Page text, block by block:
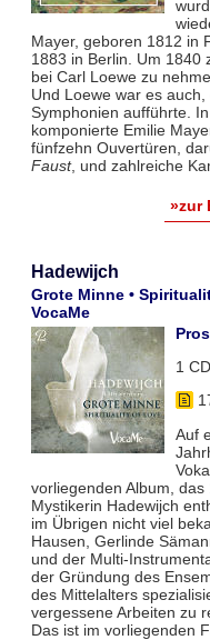
Mayer, geboren 1812 in
1883 in Berlin. Um 1840
bei Carl Loewe zu
Und Loewe war es
Symphonien aufführte.
komponierte Emilie
fünfzehn Ouvertüren,
Faust, und zahlreiche
»zur
Hadewijch
Grote Minne •
VocaMe
1
Auf
vorliegenden Album,
Mystikerin Hadewijch
im Übrigen nicht viel
Hausen, Gerlinde
und der Multi-
der Gründung des
des Mittelalters
vergessene Arbeiten zu
Das ist im vorliegenden